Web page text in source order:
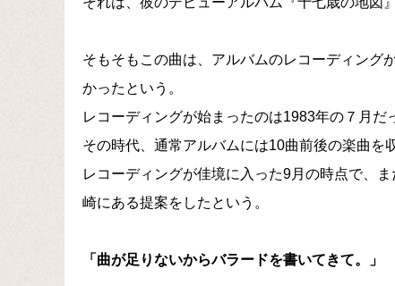
そもそもこの曲は、アルバムのレコーディング
かったという。
レコーディングが始まったのは1983年の７月だ
その時代、通常アルバムには10曲前後の楽曲を
レコーディングが佳境に入った9月の時点で、
崎にある提案をしたという。
「曲が足りないからバラードを書いてきて。」